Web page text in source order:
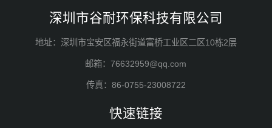
深圳市谷耐环保科技有限公司
地址：深圳市宝安区福永街道富桥工业区二区10栋2层
邮箱：76632959@qq.com
传真：86-0755-23008722
快速链接